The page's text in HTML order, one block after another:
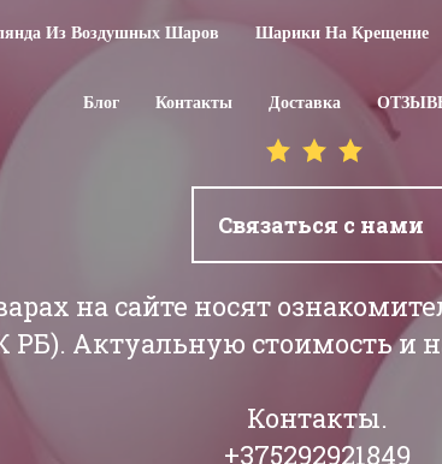
Из Воздушных Шаров Шарики На Крещение
Блог Контакты Доставка
Связаться с нами
на сайте носят
РБ). Актуальную стоимость
Контакты.
+375292921849